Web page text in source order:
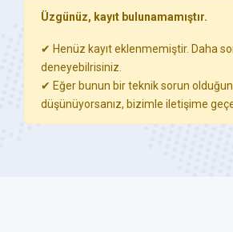
Üzgünüz, kayıt bulunamamıştır.
✔ Henüz kayıt eklenmemiştir. Daha
deneyebilrisiniz.
✔ Eğer bunun bir teknik sorun
düşünüyorsanız, bizimle iletişime